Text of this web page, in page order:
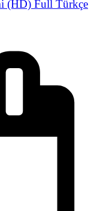
(HD) Full Türkçe